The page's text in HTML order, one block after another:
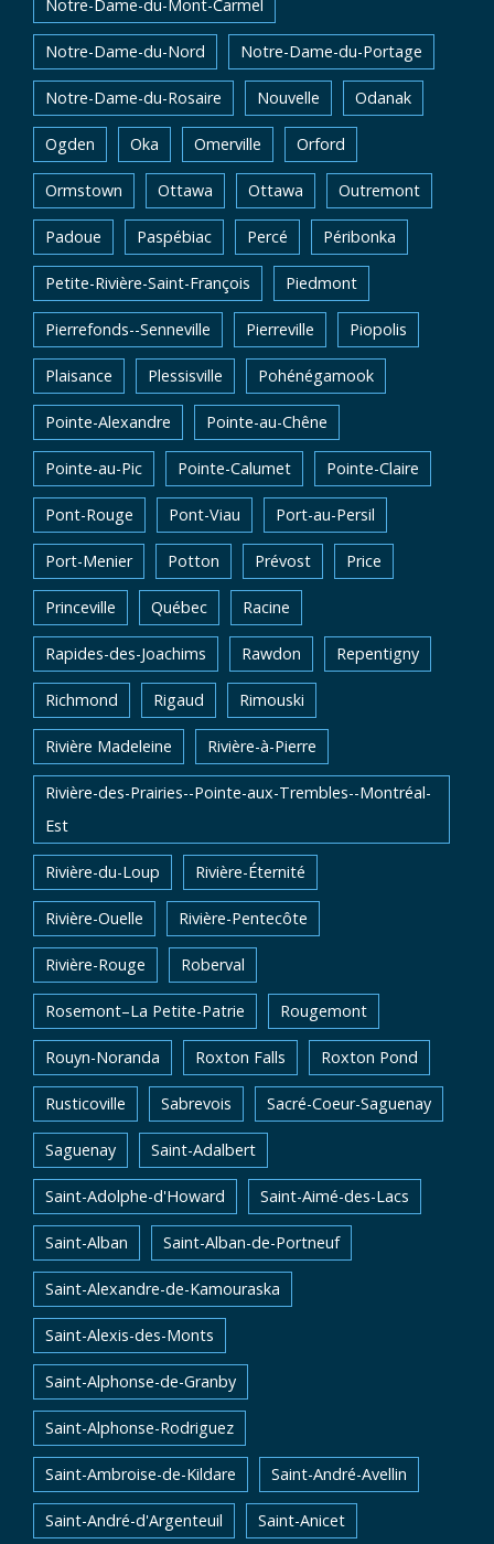
Notre-Dame-du-Mont-Carmel
Notre-Dame-du-Nord Notre-Dame-du-Portage
Notre-Dame-du-Rosaire Nouvelle Odanak
Ogden Oka Omerville Orford
Ormstown Ottawa Ottawa Outremont
Padoue Paspébiac Percé Péribonka
Petite-Rivière-Saint-François Piedmont
Pierrefonds--Senneville Pierreville Piopolis
Plaisance Plessisville Pohénégamook
Pointe-Alexandre Pointe-au-Chêne
Pointe-au-Pic Pointe-Calumet Pointe-Claire
Pont-Rouge Pont-Viau Port-au-Persil
Port-Menier Potton Prévost Price
Princeville Québec Racine
Rapides-des-Joachims Rawdon Repentigny
Richmond Rigaud Rimouski
Rivière Madeleine Rivière-à-Pierre
Rivière-des-Prairies--Pointe-aux-Trembles--Montréal-
Est
Rivière-du-Loup Rivière-Éternité
Rivière-Ouelle Rivière-Pentecôte
Rivière-Rouge Roberval
Rosemont–La Petite-Patrie Rougemont
Rouyn-Noranda Roxton Falls Roxton Pond
Rusticoville Sabrevois Sacré-Coeur-Saguenay
Saguenay Saint-Adalbert
Saint-Adolphe-d'Howard Saint-Aimé-des-Lacs
Saint-Alban Saint-Alban-de-Portneuf
Saint-Alexandre-de-Kamouraska
Saint-Alexis-des-Monts
Saint-Alphonse-de-Granby
Saint-Alphonse-Rodriguez
Saint-Ambroise-de-Kildare Saint-André-Avellin
Saint-André-d'Argenteuil Saint-Anicet